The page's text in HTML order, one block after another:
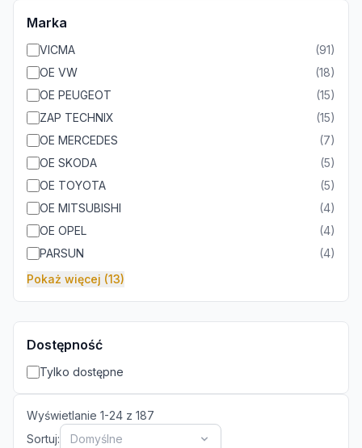
Marka
VICMA (91)
OE VW
(18)
OE PEUGEOT
(15)
ZAP TECHNIX
(15)
OE MERCEDES
(7)
OE SKODA
(5)
OE TOYOTA
(5)
OE MITSUBISHI
(4)
OE OPEL
(4)
PARSUN
(4)
Pokaż więcej (13)
Dostępność
Tylko dostępne
Wyświetlanie 1-24 z 187
Sortuj:
Domyślne